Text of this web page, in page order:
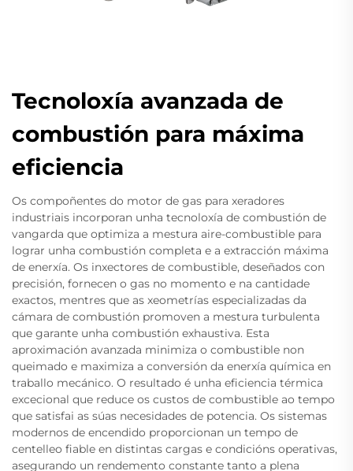
Tecnoloxía avanzada de
combustión para máxima
eficiencia
Os compoñentes do motor de gas para xeradores
industriais incorporan unha tecnoloxía de combustión de
vangarda que optimiza a mestura aire-combustible para
lograr unha combustión completa e a extracción máxima
de enerxía. Os inxectores de combustible, deseñados con
precisión, fornecen o gas no momento e na cantidade
exactos, mentres que as xeometrías especializadas da
cámara de combustión promoven a mestura turbulenta
que garante unha combustión exhaustiva. Esta
aproximación avanzada minimiza o combustible non
queimado e maximiza a conversión da enerxía química en
traballo mecánico. O resultado é unha eficiencia térmica
excecional que reduce os custos de combustible ao tempo
que satisfai as súas necesidades de potencia. Os sistemas
modernos de encendido proporcionan un tempo de
centelleo fiable en distintas cargas e condicións operativas,
asegurando un rendemento constante tanto a plena